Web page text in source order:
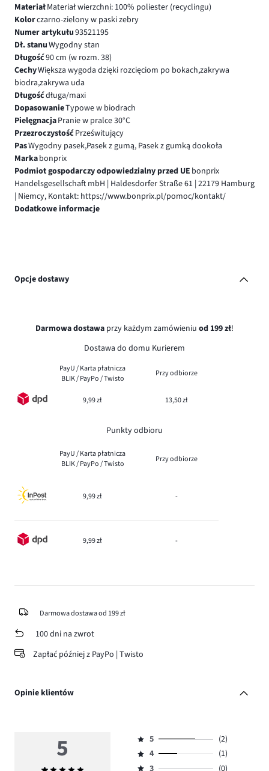
MateriałMateriał wierzchni: 100% poliester (recyclingu)
Kolorczarno-zielony w paski zebry
Numer artykułu93521195
Dł. stanuWygodny stan
Długość90 cm (w rozm. 38)
CechyWiększa wygoda dzięki rozcięciom po bokach,zakrywa
biodra,zakrywa uda
Długośćdługa/maxi
DopasowanieTypowe w biodrach
PielęgnacjaPranie w pralce 30°C
PrzezroczystośćPrześwitujący
PasWygodny pasek,Pasek z gumą, Pasek z gumką dookoła
Markabonprix
Podmiot gospodarczy odpowiedzialny przed UE bonprix
Handelsgesellschaft mbH | Haldesdorfer Straße 61 | 22179 Hamburg
| Niemcy, Kontakt: https://www.bonprix.pl/pomoc/kontakt/
Dodatkowe informacje
Opcje dostawy
Darmowa dostawa przy każdym zamówieniu od 199 zł!
Dostawa do domu Kurierem
PayU / Karta płatnicza
BLIK / PayPo / Twisto
Przy odbiorze
9,99 zł 13,50 zł
Punkty odbioru
PayU / Karta płatnicza
BLIK / PayPo / Twisto
Przy odbiorze
9,99 zł -
9,99 zł -
Darmowa dostawa od 199 zł
100 dni na zwrot
Zapłać później z PayPo | Twisto
Opinie klientów
5
Ocena
5,
ilość
5
(2)
Ocena
4
(1)
3 (0)